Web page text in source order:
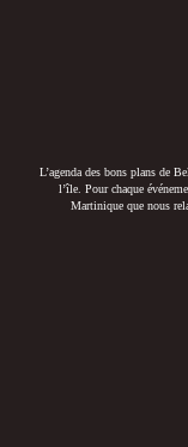
L’agenda des bons plans de
l’île. Pour chaque
Martinique que nous